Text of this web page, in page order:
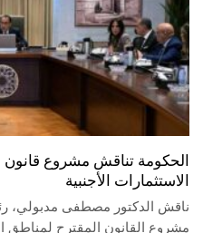
الحكومة تناقش مشروع
الاستثمارات الأجنبية
ناقش الدكتور مصطفى مدبولي،
مشروع القانون المقترح لمناطق